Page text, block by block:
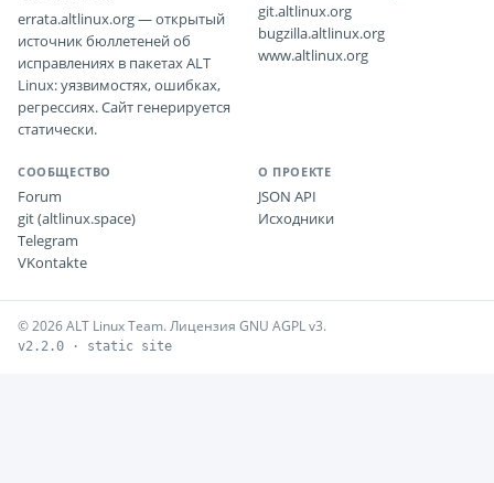
errata.altlinux.org — открытый
источник бюллетеней об
исправлениях в пакетах ALT
Linux: уязвимостях, ошибках,
регрессиях. Сайт генерируется
статически.
git.altlinux.org
bugzilla.altlinux.org
www.altlinux.org
СООБЩЕСТВО
Forum
git (altlinux.space)
Telegram
VKontakte
О ПРОЕКТЕ
JSON API
Исходники
© 2026 ALT Linux Team. Лицензия GNU AGPL v3.
v2.2.0 · static site